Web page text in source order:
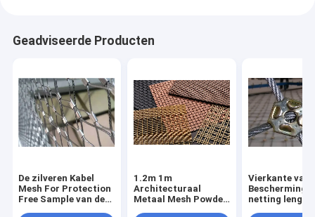
Geadviseerde Producten
De zilveren Kabel
Mesh For Protection
Free Sample van de
1.2m 1m
Architecturaal
Metaal Mesh Powder
Vierkante van
netting length